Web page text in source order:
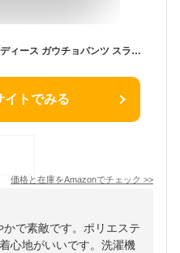
[HuuMeNEIDOO] ワイドパンツ レディース ガウチョパンツ スラックス ズボン ウエストゴム ロングパンツ ハイウエスト スーツパンツ 美脚 無地 ボトムス ゆったり カジュアル オフィス 春 秋
イトでみる
価格と在庫をAmazonでチェック >>
で素敵です。ポリエステ
心地がいいです。洗濯機